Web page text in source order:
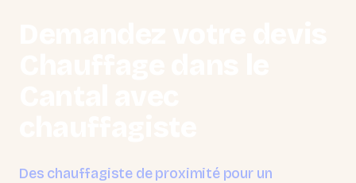
Des chauffagiste de proximité pour un